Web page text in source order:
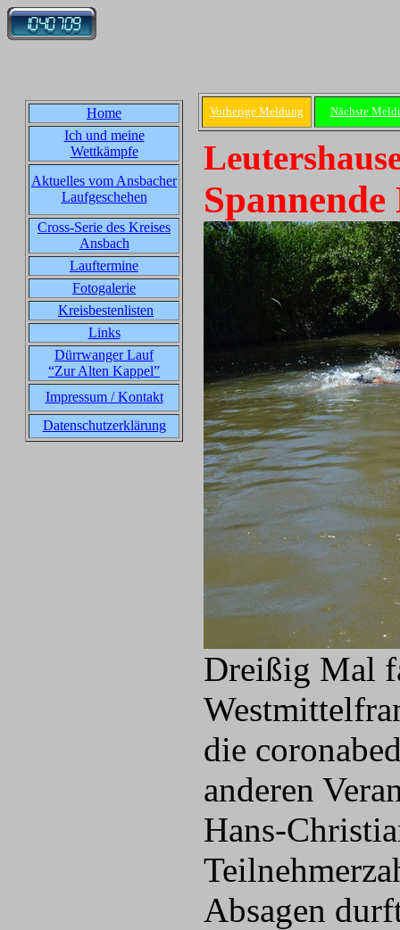
Home
Ich und meine
Wettkämpfe
Aktuelles vom Ansbacher
Laufgeschehen
Cross-Serie des Kreises
Ansbach
Lauftermine
Fotogalerie
Kreisbestenlisten
Links
Dürrwanger Lauf
“Zur Alten Kappel”
Impressum / Kontakt
Datenschutzerklärung
Vorherige Meldung Nächste
Dreißig Mal
die
anderen
Hans-
Absagen